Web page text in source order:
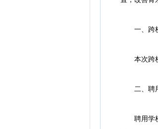
一、跨
本次跨校
二、聘用
聘用学校